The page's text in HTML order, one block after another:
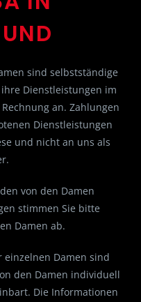
sind selbstständige
Dienstleistungen im
an. Zahlungen
Dienstleistungen
und nicht an uns als
von den Damen
stimmen Sie bitte
Damen ab.
einzelnen Damen sind
den Damen individuell
Die Informationen